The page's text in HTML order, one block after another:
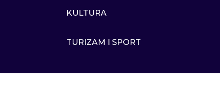
KULTURA
TURIZAM I SPORT